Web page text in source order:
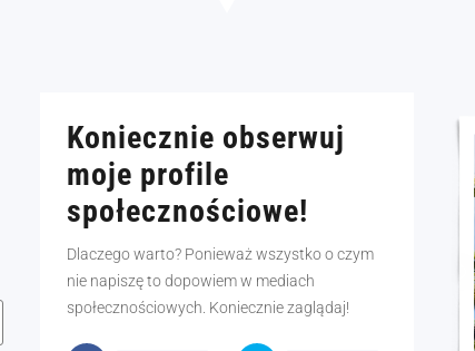
Koniecznie obserwuj
moje profile
społecznościowe!
Dlaczego warto? Ponieważ wszystko o czym
nie napiszę to dopowiem w mediach
społecznościowych. Koniecznie zaglądaj!